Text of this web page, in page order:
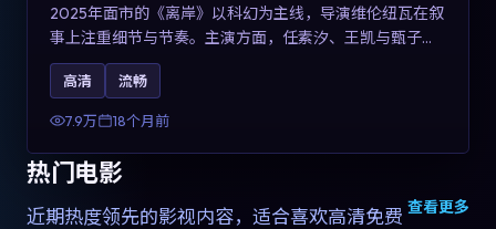
2025年面市的《离岸》以科幻为主线，导演维伦纽瓦在叙
事上注重细节与节奏。主演方面，任素汐、王凯与甄子丹
的表演为角色增添层次。故事把东方美学与类型节奏做本
土化融合，可作为德国影视爱好者的高清观影选择。
高清 流畅
7.9万 18个月前
热门电影
近期热度领先的影视内容，适合喜欢高清免费 查看更多